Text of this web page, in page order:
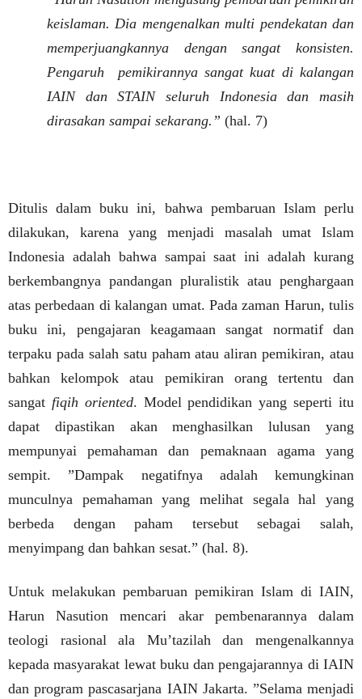
keislaman. Dia mengenalkan multi pendekatan dan
memperjuangkannya dengan sangat konsisten.
Pengaruh
pemikirannya sangat kuat di kalangan
IAIN dan STAIN seluruh Indonesia dan masih
dirasakan sampai sekarang.” (hal. 7)
Ditulis dalam buku ini, bahwa pembaruan Islam perlu
dilakukan, karena yang menjadi masalah umat Islam
Indonesia adalah bahwa sampai saat ini adalah kurang
berkembangnya pandangan pluralistik atau penghargaan
atas perbedaan di kalangan umat. Pada zaman Harun, tulis
buku ini, pengajaran keagamaan sangat normatif dan
terpaku pada salah satu paham atau aliran pemikiran, atau
bahkan kelompok atau pemikiran orang tertentu dan
sangat fiqih oriented. Model pendidikan yang seperti itu
dapat dipastikan akan menghasilkan lulusan yang
mempunyai pemahaman dan pemaknaan agama yang
sempit. ”Dampak negatifnya adalah kemungkinan
munculnya pemahaman yang melihat segala hal yang
berbeda dengan paham tersebut sebagai salah,
menyimpang dan bahkan sesat.” (hal. 8).
Untuk melakukan pembaruan pemikiran Islam di IAIN,
Harun Nasution mencari akar pembenarannya dalam
teologi rasional ala Mu’tazilah dan mengenalkannya
kepada masyarakat lewat buku dan pengajarannya di IAIN
dan program pascasarjana IAIN Jakarta. ”Selama menjadi